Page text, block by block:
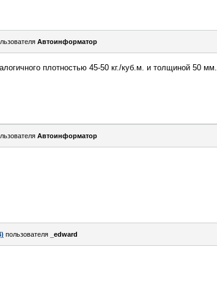
Автоинформатор
плотностью 45-50 кг./куб.м. и толщиной 50 мм.
Автоинформатор
пользователя _edward